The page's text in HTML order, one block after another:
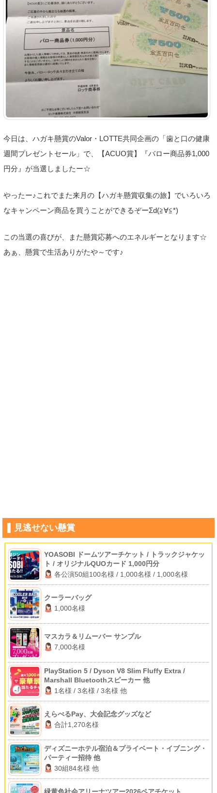
今日は、ハガキ懸賞のValor・LOTTE共同企画の「歯と口の健康
週間プレゼントセール」で、【ACUO賞】『バロー商品券1,000
円分』が当選しましたー☆
やったー♪これでまた来月の【ハガキ懸賞収集の旅】でいろいろ
なキャンペーン商品を買うことができるぞーΣd(≧∀≦*)
この当選の喜びが、また懸賞応募へのエネルギーとなります☆
あぁ、懸賞で生活ありがたや～です♪
見逃せない懸賞
YOASOBI ドームツアーチケット / トラックジャケッ
ト / オリジナルQUOカード 1,000円分
各公演50組100名様 / 1,000名様 / 1,000名様
クーラーバッグ
1,000名様
マスカラ＆リムーバー サンプル
7,000名様
PlayStation 5 / Dyson V8 Slim Fluffy Extra /
Marshall Bluetoothスピーカー 他
1名様 / 3名様 / 3名様 他
えらべるPay、大会記念グッズなど
合計1,270名様
ディズニーホテル宿泊＆プライベート・イブニング・
パーティー招待 他
30組84名様 他